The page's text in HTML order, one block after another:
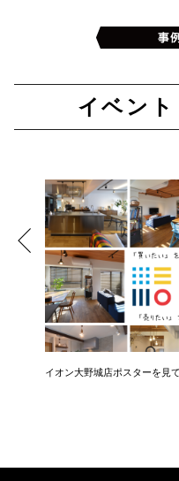
イベン
イオン大野城店ポスターを見